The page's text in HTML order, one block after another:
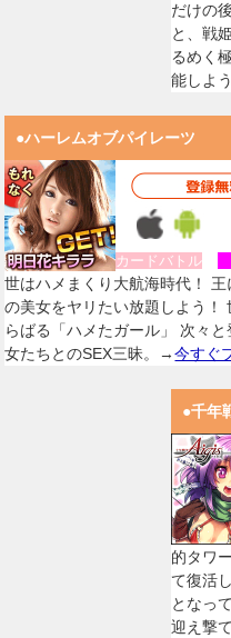
だけの
と、戦
るめく
能しよ
●ハーレムオブパイレーツ
カードバトル
世はハメまくり大航海時代！ 王
の美女をヤリたい放題しよう！
らばる「ハメたガール」 次々
女たちとのSEX三昧。→今すぐ
●千年
的タワ
て復活
となっ
迎え撃